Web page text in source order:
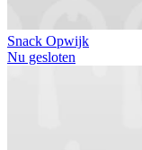
Snack Opwijk
Nu gesloten